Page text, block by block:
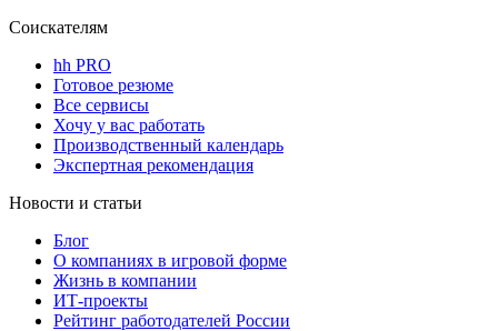
Соискателям
hh PRO
Готовое резюме
Все сервисы
Хочу у вас работать
Производственный календарь
Экспертная рекомендация
Новости и статьи
Блог
О компаниях в игровой форме
Жизнь в компании
ИТ-проекты
Рейтинг работодателей России